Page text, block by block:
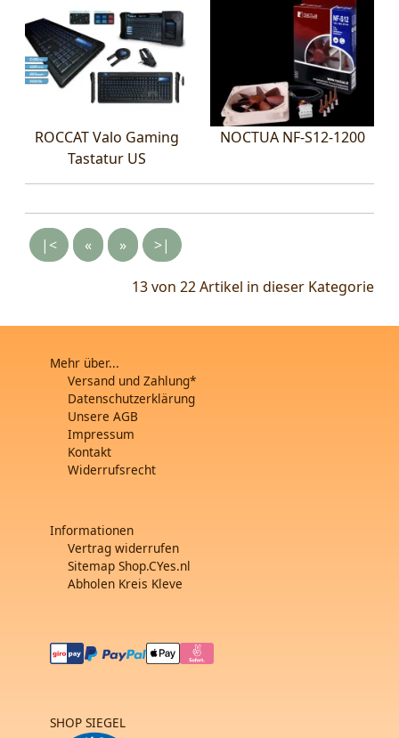
ROCCAT Valo Gaming
Tastatur US
NOCTUA NF-S12-1200
|< « » >|
13 von 22Artikel in dieser Kategorie
Mehr über...
Versand und Zahlung*
Datenschutzerklärung
Unsere AGB
Impressum
Kontakt
Widerrufsrecht
Informationen
Vertrag widerrufen
Sitemap Shop.CYes.nl
Abholen Kreis Kleve
SHOP SIEGEL